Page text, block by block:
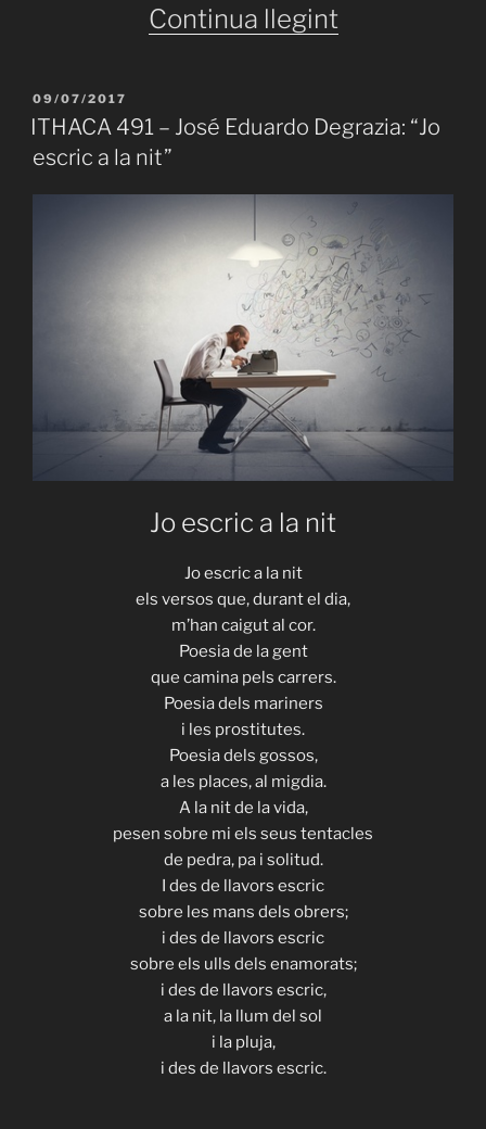
Continua llegint«ITHACA
Laura
oder:
ein
bisschen
Betrug”»
PUBLICAT
A
09/07/2017
ITHACA 491 – José Eduardo Degrazia: “Jo
escric a la nit”
Jo escric a la nit
Jo escric a la nit
els versos que, durant el dia,
m’han caigut al cor.
Poesia de la gent
que camina pels carrers.
Poesia dels mariners
i les prostitutes.
Poesia dels gossos,
a les places, al migdia.
A la nit de la vida,
pesen sobre mi els seus tentacles
de pedra, pa i solitud.
I des de llavors escric
sobre les mans dels obrers;
i des de llavors escric
sobre els ulls dels enamorats;
i des de llavors escric,
a la nit, la llum del sol
i la pluja,
i des de llavors escric.